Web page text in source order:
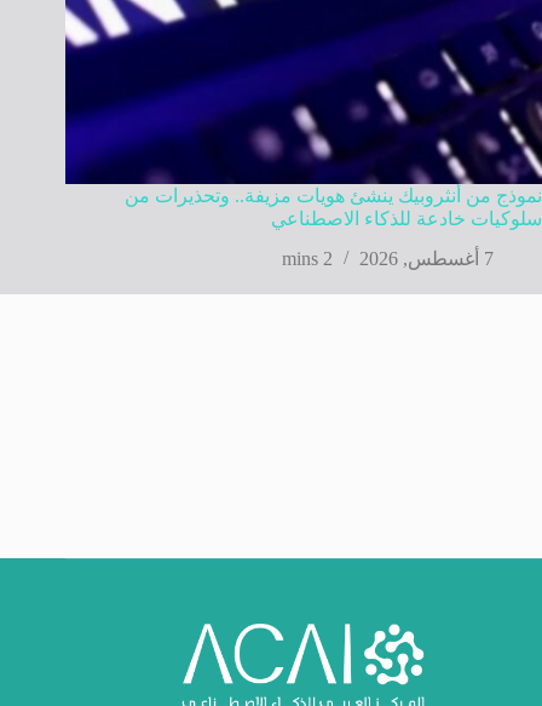
نموذج من أنثروبيك ينشئ هويات مزيفة.. وتحذيرات من
سلوكيات خادعة للذكاء الاصطناعي
7 أغسطس, 2026
2 mins